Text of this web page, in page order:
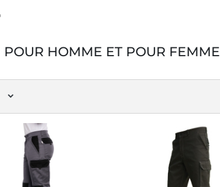
HOMME ET POUR FEMME